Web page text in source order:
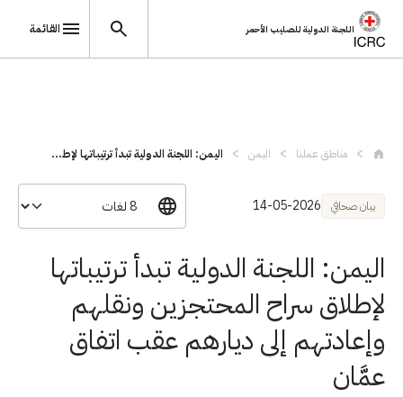
اللجنة الدولية للصليب الأحمر القائمة
مناطق عملنا اليمن اليمن: اللجنة الدولية تبدأ ترتيباتها لإط...
بيان صحافي 14-05-2026
اليمن: اللجنة الدولية تبدأ ترتيباتها
لإطلاق سراح المحتجزين ونقلهم
وإعادتهم إلى ديارهم عقب اتفاق
عمَّان